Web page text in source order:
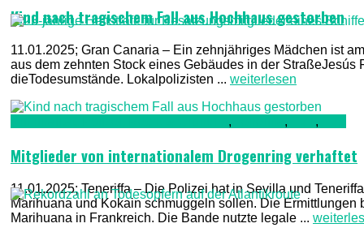
Kind nach tragischem Fall aus Hochhaus gestorben
11.01.2025; Gran Canaria – Ein zehnjähriges Mädchen ist
aus dem zehnten Stock eines Gebäudes in der
dieTodesumstände. Lokalpolizisten ... weiterlesen
, , ,
Mitglieder von internationalem Drogenring verhaftet
11.01.2025; Teneriffa – Die Polizei hat in Sevilla und
Marihuana und Kokain schmuggeln sollen. Die
Marihuana in Frankreich. Die Bande nutzte legale ...